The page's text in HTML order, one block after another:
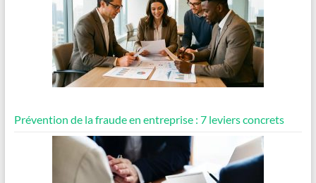
Prévention de la fraude en entreprise : 7 leviers concrets